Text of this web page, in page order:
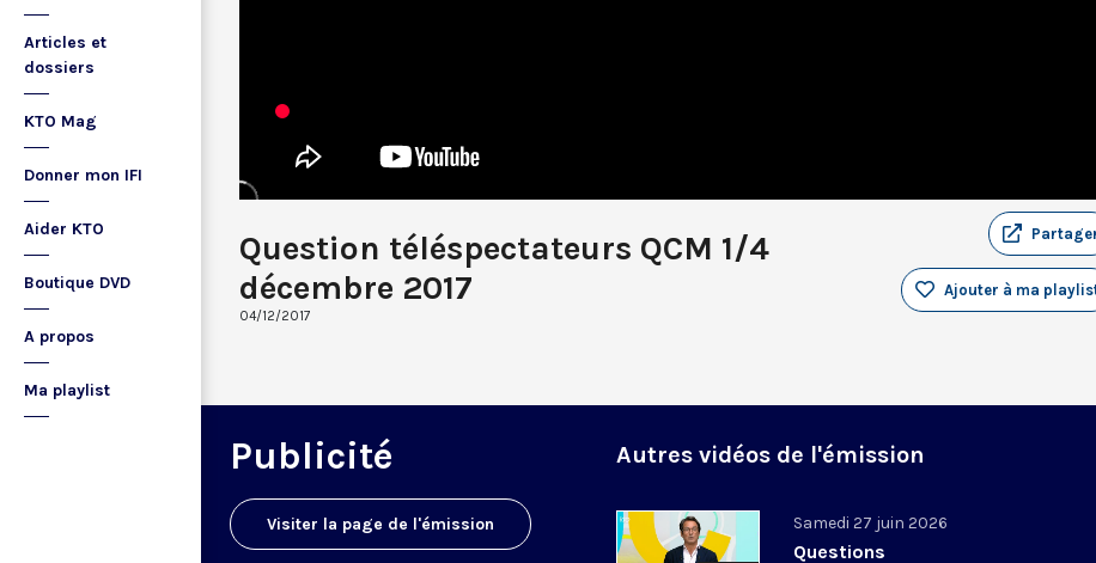
Articles et
dossiers
KTO Mag
Donner mon IFI
Aider KTO
Boutique DVD
A propos
Ma playlist
Question téléspectateurs QCM 1/4
décembre 2017
04/12/2017
Ajouter à ma
Publicité
Visiter la page de l'émission
Autres vidéos de l'émission
Samedi 27 juin 2026
Questions